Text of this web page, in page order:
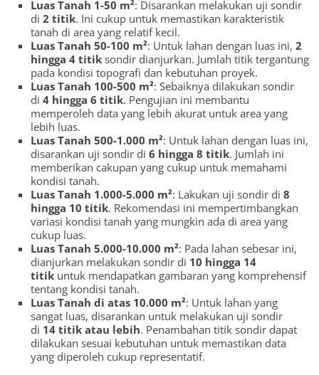
Luas Tanah 1-50 m²: Disarankan melakukan uji sondir
di2 titik. Ini cukup untuk memastikan karakteristik
tanah di area yang relatif kecil.
Luas Tanah 50-100 m²: Untuk lahan dengan luas ini,2
hingga 4 titik sondir dianjurkan. Jumlah titik tergantung
pada kondisi topografi dan kebutuhan proyek.
Luas Tanah 100-500 m²: Sebaiknya dilakukan sondir
di4 hingga 6 titik. Pengujian ini membantu
memperoleh data yang lebih akurat untuk area yang
lebih luas.
Luas Tanah 500-1.000 m²: Untuk lahan dengan luas ini,
disarankan uji sondir di6 hingga 8 titik. Jumlah ini
memberikan cakupan yang cukup untuk memahami
kondisi tanah.
Luas Tanah 1.000-5.000 m²: Lakukan uji sondir di8
hingga 10 titik. Rekomendasi ini mempertimbangkan
variasi kondisi tanah yang mungkin ada di area yang
cukup luas.
Luas Tanah 5.000-10.000 m²: Pada lahan sebesar ini,
dianjurkan melakukan sondir di 10 hingga 14
titik untuk mendapatkan gambaran yang komprehensif
tentang kondisi tanah.
Luas Tanah di atas 10.000 m²: Untuk lahan yang
sangat luas, disarankan untuk melakukan uji sondir
di 14 titik atau lebih. Penambahan titik sondir dapat
dilakukan sesuai kebutuhan untuk memastikan data
yang diperoleh cukup representatif.